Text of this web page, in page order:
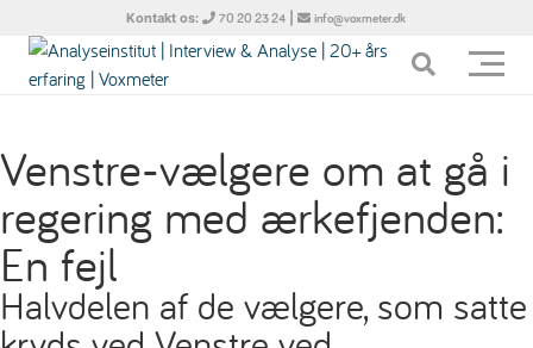
Kontakt os: 70 20 23 24 | info@voxmeter.dk
Venstre-vælgere om at gå i
regering med ærkefjenden:
En fejl
Halvdelen af de vælgere, som satte